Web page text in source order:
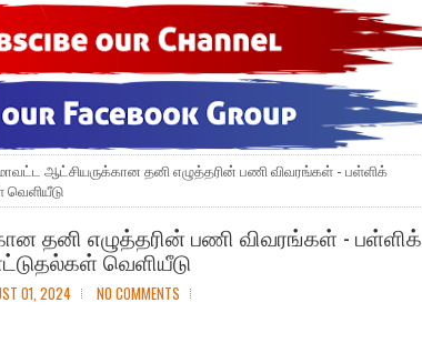
ஆட்சியருக்கான தனி எழுத்தரின் பணி விவரங்கள் - பள்ளிக்
வெளியீடு
தனி எழுத்தரின் பணி விவரங்கள் - பள்ளிக்
வெளியீடு
01, 2024 NO COMMENTS